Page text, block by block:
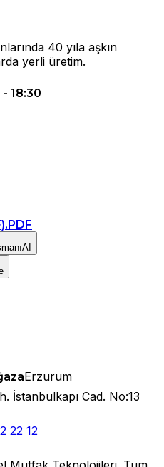
40 yıla aşkın
yerli üretim.
18:30
.PDF
AI
Erzurum
İstanbulkapı Cad. No:13
22 12